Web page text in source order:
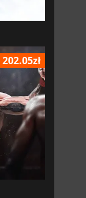
202.05zł